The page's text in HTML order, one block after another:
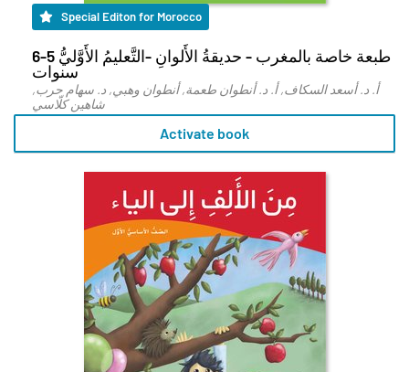
Special Editon for Morocco
طبعة خاصة بالمغرب - حديقةُ الأَلوانِ -التَّعليمُ الأَوَّليُّ 5-6
سنوات
أ. د. أسعد السكاف, أ. د. أنطوان طعمة, أنطوان وهبي, د. سهام حرب,
شاهين كلّاسي
Activate book